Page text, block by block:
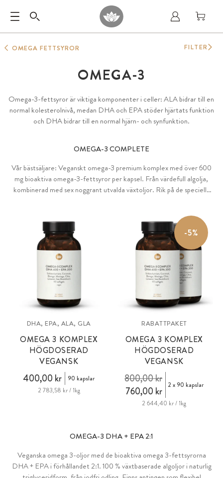
OMEGA FETTSYROR
OMEGA-3
Omega-3-fettsyror är viktiga komponenter i celler: ALA bidrar till en
normal kolesterolnivå, medan DHA och EPA stöder hjärtats funktion
och DHA bidrar till en normal hjärn- och synfunktion.
OMEGA-3 COMPLETE
Vår bästsäljare: Veganskt omega-3 premium komplex med över 600
mg bioaktiva omega-3-fettsyror per kapsel. Från värdefull algolja,
kombinerad med sex noggrant utvalda växtoljor. Rik på de speciella
DHA, EPA, ALA, GLA
OMEGA 3 KOMPLEX
HÖGDOSERAD
VEGANSK
400,00 kr
90 kapslar
2 783,58 kr / 1kg
-5%
RABATTPAKET
OMEGA 3 KOMPLEX
HÖGDOSERAD
VEGANSK
760,00 kr
800,00 kr 2 x 90 kapslar
2 644,40 kr / 1kg
OMEGA-3 DHA + EPA 2:1
Veganska omega 3-oljor med de bioaktiva omega 3-fettsyrorna
DHA + EPA i förhållandet 2:1. 100 % växtbaserade algoljor i naturlig
FILTER